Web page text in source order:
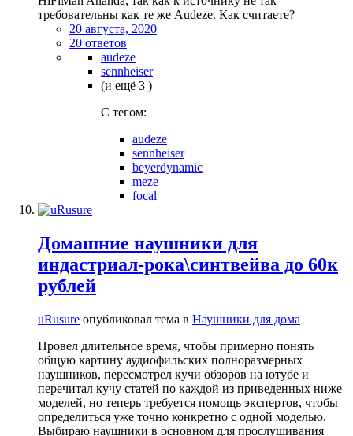
требовательны как те же Audeze. Как считаете?
20 августа, 2020
20 ответов
audeze
sennheiser
(и ещё 3 )
C тегом:
audeze
sennheiser
beyerdynamic
meze
focal
Домашние наушники для
индастриал-рока\синтвейва до 60к
рублей
uRusure опубликовал тема в Наушники для дома
Провел длительное время, чтобы примерно понять
общую картину аудиофильских полноразмерных
наушников, пересмотрел кучи обзоров на ютубе и
перечитал кучу статей по каждой из приведенных ниже
моделей, но теперь требуется помощь экспертов, чтобы
определиться уже точно конкретно с одной моделью.
Выбираю наушники в основном для прослушивания